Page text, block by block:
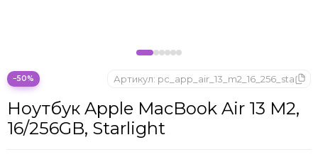
−50%
Ноутбук Apple MacBook Air 13 M2,
16/256GB, Starlight
Артикул: pc_app_air_13_m2_16_256_sta